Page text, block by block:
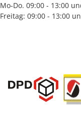
Mo-Do. 09:00 - 13:00
Freitag: 09:00 - 13:00